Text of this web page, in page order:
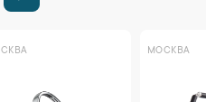
МОСКВА